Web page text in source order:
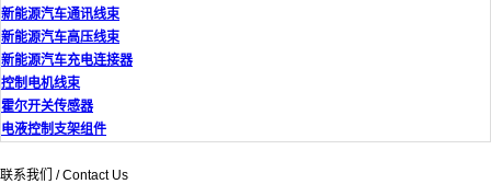
新能源汽车通讯线束
新能源汽车高压线束
新能源汽车充电连接器
控制电机线束
霍尔开关传感器
电液控制支架组件
联系我们 / Contact Us